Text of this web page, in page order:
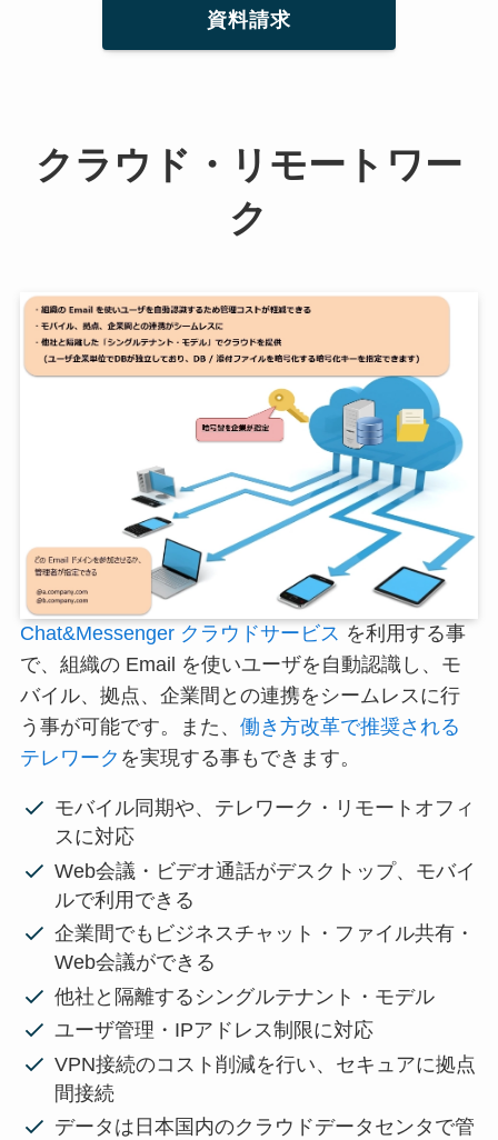
資料請求
クラウド・リモートワー
ク
Chat&Messenger クラウドサービス を利用する事
で、組織の Email を使いユーザを自動認識し、モ
バイル、拠点、企業間との連携をシームレスに行
う事が可能です。また、 働き方改革で推奨される
テレワーク を実現する事もできます。
モバイル同期や、テレワーク・リモートオフィ
スに対応
Web会議・ビデオ通話がデスクトップ、モバイ
ルで利用できる
企業間でもビジネスチャット・ファイル共有・
Web会議ができる
他社と隔離するシングルテナント・モデル
ユーザ管理・IPアドレス制限に対応
VPN接続のコスト削減を行い、セキュアに拠点
間接続
データは日本国内のクラウドデータセンタで管